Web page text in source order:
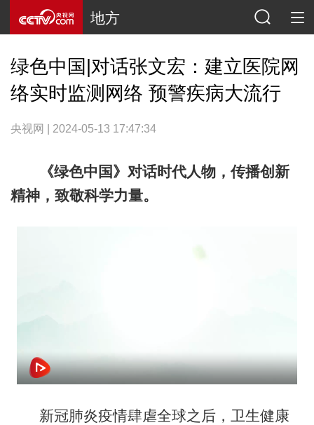
地方
绿色中国|对话张文宏：建立医院网
络实时监测网络 预警疾病大流行
央视网 | 2024-05-13 17:47:34
《绿色中国》对话时代人物，传播创新
精神，致敬科学力量。
新冠肺炎疫情肆虐全球之后，卫生健康